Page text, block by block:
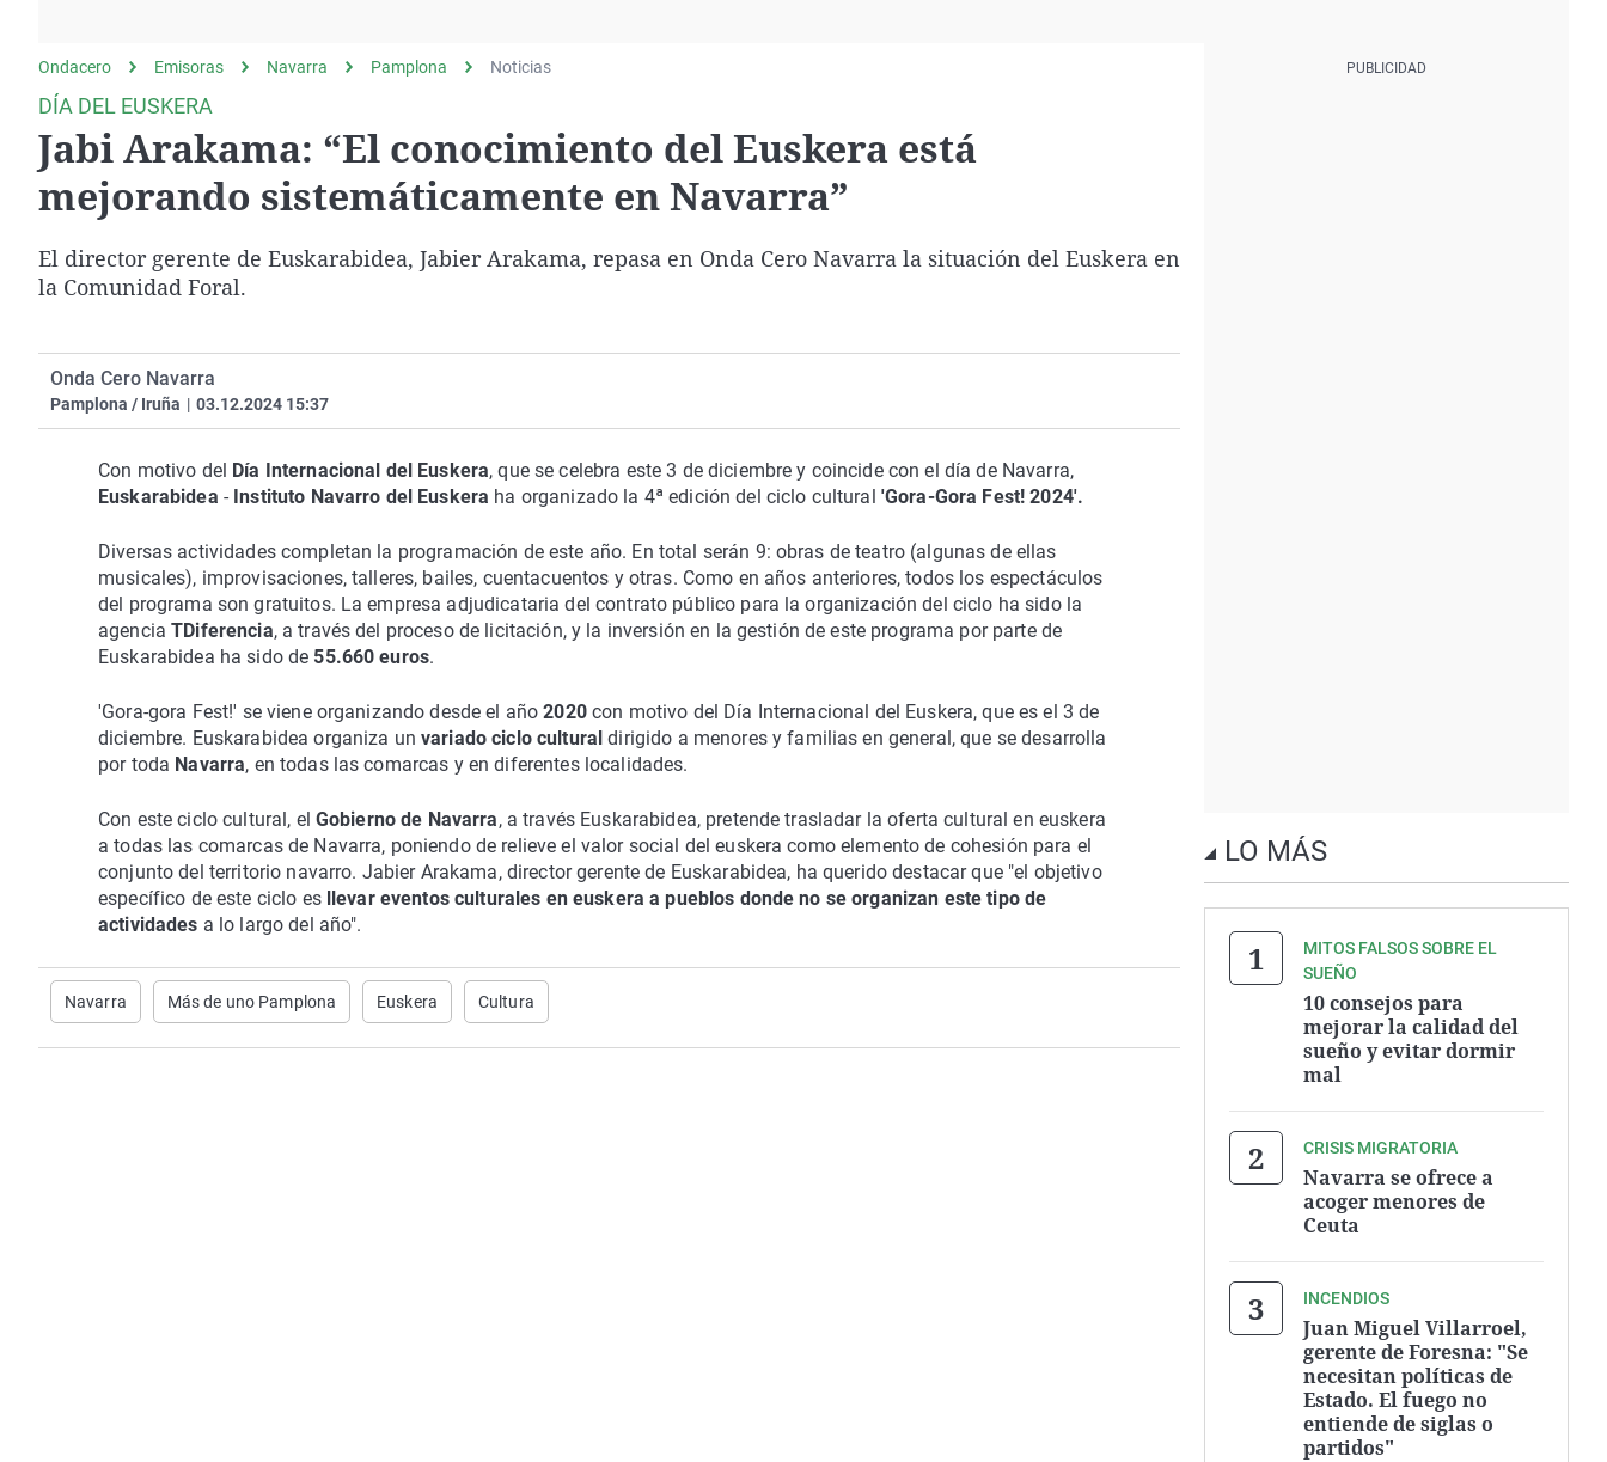
gato
Operación Viuda
Negra
Ondacero Emisoras Navarra Pamplona Noticias
DÍA DEL EUSKERA
Jabi Arakama: “El conocimiento del Euskera está
mejorando sistemáticamente en Navarra”
El director gerente de Euskarabidea, Jabier Arakama, repasa en Onda Cero Navarra la situación del Euskera en
la Comunidad Foral.
Onda Cero Navarra
Pamplona / Iruña | 03.12.2024 15:37
Con motivo del Día Internacional del Euskera, que se celebra este 3 de diciembre y coincide con el día de Navarra,
Euskarabidea - Instituto Navarro del Euskera ha organizado la 4ª edición del ciclo cultural 'Gora-Gora Fest! 2024'.
Diversas actividades completan la programación de este año. En total serán 9: obras de teatro (algunas de ellas
musicales), improvisaciones, talleres, bailes, cuentacuentos y otras. Como en años anteriores, todos los espectáculos
del programa son gratuitos. La empresa adjudicataria del contrato público para la organización del ciclo ha sido la
agenciaTDiferencia, a través del proceso de licitación, y la inversión en la gestión de este programa por parte de
Euskarabidea ha sido de 55.660 euros.
'Gora-gora Fest!' se viene organizando desde el año2020 con motivo del Día Internacional del Euskera, que es el 3 de
diciembre. Euskarabidea organiza unvariado ciclo culturaldirigido a menores y familias en general, que se desarrolla
por toda Navarra, en todas las comarcas y en diferentes localidades.
Con este ciclo cultural, el Gobierno de Navarra, a través Euskarabidea, pretende trasladar la oferta cultural en euskera
a todas las comarcas de Navarra, poniendo de relieve el valor social del euskera como elemento de cohesión para el
conjunto del territorio navarro. Jabier Arakama, director gerente de Euskarabidea, ha querido destacar que "el objetivo
específico de este ciclo es llevar eventos culturales en euskera a pueblos donde no se organizan este tipo de
actividades a lo largo del año".
Navarra Más de uno Pamplona Euskera Cultura
LO MÁS
MITOS FALSOS SOBRE EL
SUEÑO
10 consejos para
mejorar la calidad del
sueño y evitar dormir
mal
CRISIS MIGRATORIA
Navarra se ofrece a
acoger menores de
Ceuta
INCENDIOS
Juan Miguel Villarroel,
gerente de Foresna: "Se
necesitan políticas de
Estado. El fuego no
entiende de siglas o
partidos"